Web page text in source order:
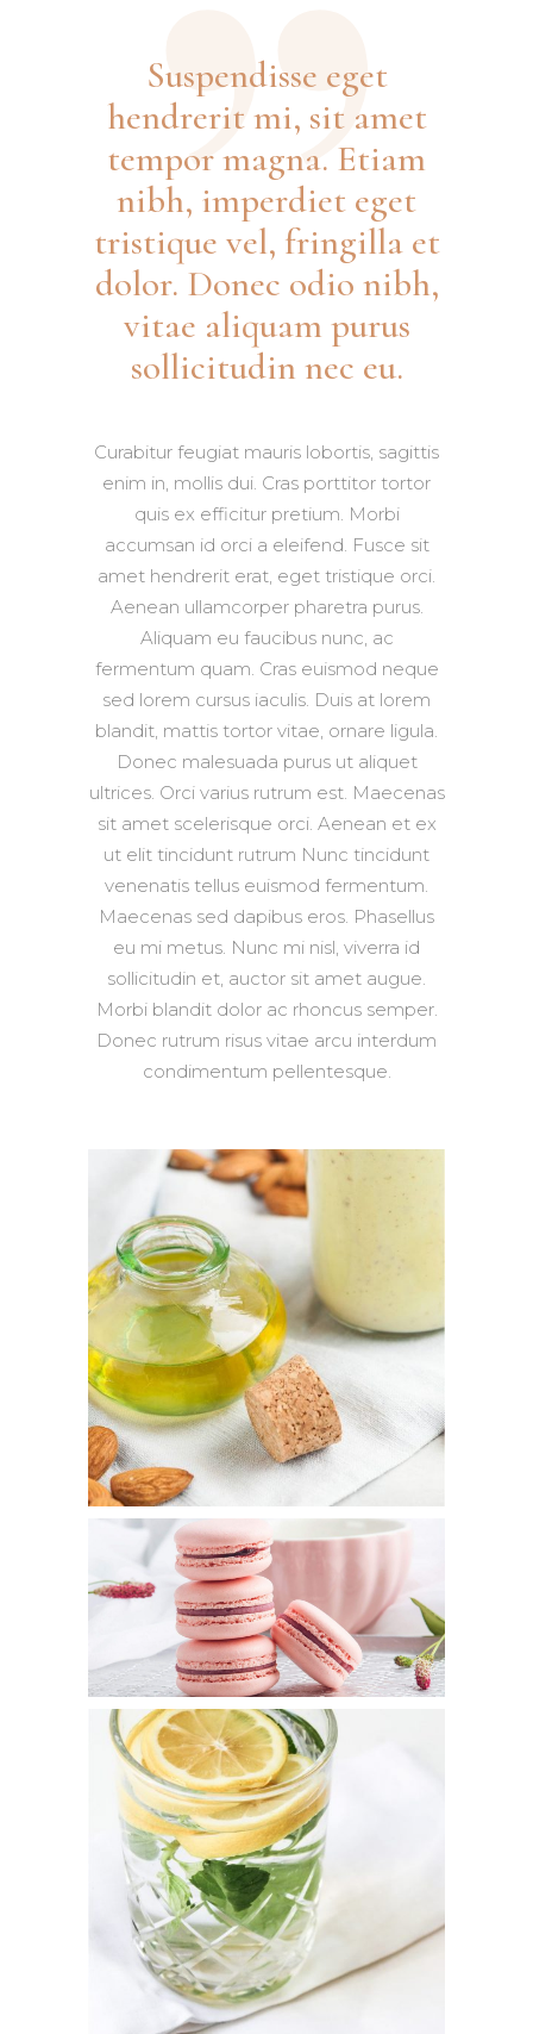
Suspendisse eget
hendrerit mi, sit amet
tempor magna. Etiam
nibh, imperdiet eget
tristique vel, fringilla et
dolor. Donec odio nibh,
vitae aliquam purus
sollicitudin nec eu.
Curabitur feugiat mauris lobortis, sagittis
enim in, mollis dui. Cras porttitor tortor
quis ex efficitur pretium. Morbi
accumsan id orci a eleifend. Fusce sit
amet hendrerit erat, eget tristique orci.
Aenean ullamcorper pharetra purus.
Aliquam eu faucibus nunc, ac
fermentum quam. Cras euismod neque
sed lorem cursus iaculis. Duis at lorem
blandit, mattis tortor vitae, ornare ligula.
Donec malesuada purus ut aliquet
ultrices. Orci varius rutrum est. Maecenas
sit amet scelerisque orci. Aenean et ex
ut elit tincidunt rutrum Nunc tincidunt
venenatis tellus euismod fermentum.
Maecenas sed dapibus eros. Phasellus
eu mi metus. Nunc mi nisl, viverra id
sollicitudin et, auctor sit amet augue.
Morbi blandit dolor ac rhoncus semper.
Donec rutrum risus vitae arcu interdum
condimentum pellentesque.